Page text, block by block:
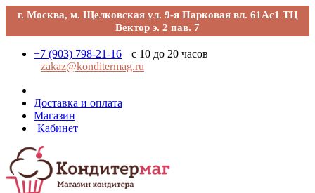
г. Москва, м. Щелковская ул. 9-я Парковая вл. 61Ас1 ТЦ
Вектор э. 2 пав. 7
+7 (903) 798-21-16
с 10 до 20 часов
zakaz@konditermag.ru
Доставка и оплата
Магазин
Кабинет